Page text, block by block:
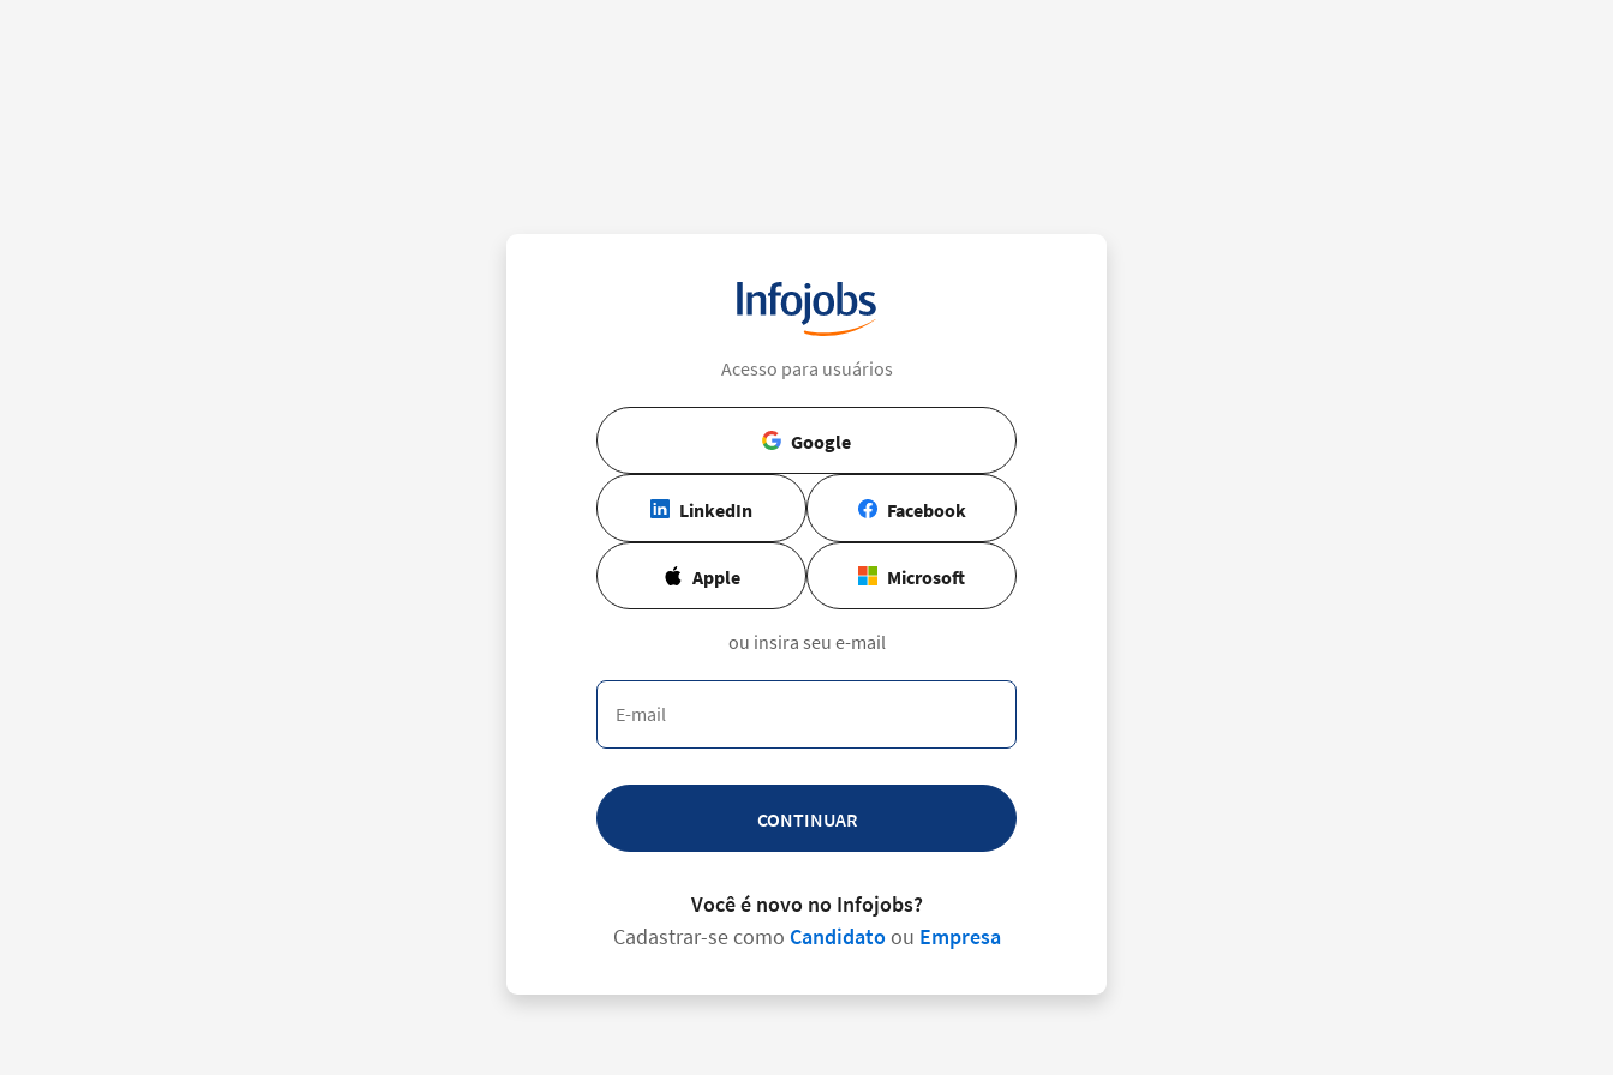
Acesso para usuários
Google
LinkedIn Facebook
Apple Microsoft
ou insira seu e-mail
CONTINUAR
Você é novo no Infojobs?
Cadastrar-se como Candidatoou Empresa